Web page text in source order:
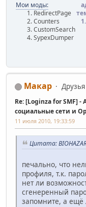
Мои моды:
RedirectPage
Counters
CustomSearch
SypexDumper
Макар Друзья
Re: [Loginza for SMF]
социальные сети и
11 июля 2010, 19:33:59
Цитата:
печально, что
профиля, т.к.
нет ли
сгенеренный
запомните, а